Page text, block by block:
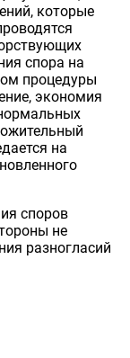
которые
спора на
процедуры
экономия
на
споров
не
разногласий